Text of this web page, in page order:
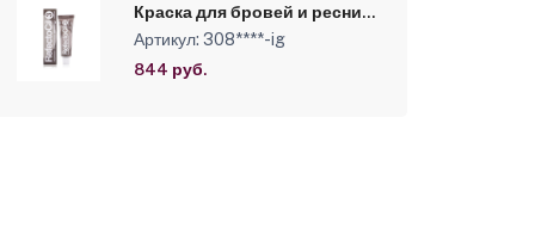
Краска для бровей и ресниц
RefectoCil №3 Коричневый,
15 мл
Артикул: 308****-ig
844 руб.